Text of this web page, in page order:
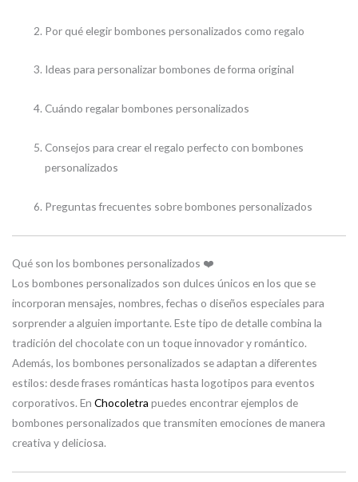
Por qué elegir bombones personalizados como regalo
Ideas para personalizar bombones de forma original
Cuándo regalar bombones personalizados
Consejos para crear el regalo perfecto con bombones
personalizados
Preguntas frecuentes sobre bombones personalizados
Qué son los bombones personalizados ❤️
Los bombones personalizados son dulces únicos en los que se
incorporan mensajes, nombres, fechas o diseños especiales para
sorprender a alguien importante. Este tipo de detalle combina la
tradición del chocolate con un toque innovador y romántico.
Además, los bombones personalizados se adaptan a diferentes
estilos: desde frases románticas hasta logotipos para eventos
corporativos. En Chocoletra puedes encontrar ejemplos de
bombones personalizados que transmiten emociones de manera
creativa y deliciosa.